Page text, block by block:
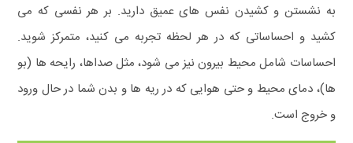
به نشستن و کشیدن نفس های عمیق دارید. بر هر نفسی که می
کشید و احساساتی که در هر لحظه تجربه می کنید، متمرکز شوید.
احساسات شامل محیط بیرون نیز می شود، مثل صداها، رایحه ها (بو
ها)، دمای محیط و حتی هوایی که در ریه ها و بدن شما در حال ورود
و خروج است.